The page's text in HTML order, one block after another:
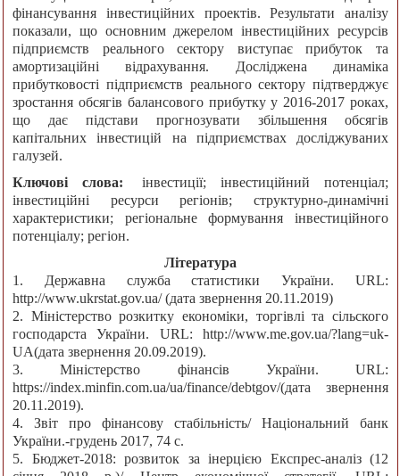
фінансування інвестиційних проектів. Результати аналізу
показали, що основним джерелом інвестиційних ресурсів
підприємств реального сектору виступає прибуток та
амортизаційні відрахування. Досліджена динаміка
прибутковості підприємств реального сектору підтверджує
зростання обсягів балансового прибутку у 2016-2017 роках,
що дає підстави прогнозувати збільшення обсягів
капітальних інвестицій на підприємствах досліджуваних
галузей.
Ключові слова:
інвестиції; інвестиційний потенціал;
інвестиційні ресурси регіонів; структурно-динамічні
характеристики; регіональне формування інвестиційного
потенціалу; регіон.
Література
1. Державна служба статистики України. URL:
http://www.ukrstat.gov.ua/ (дата звернення 20.11.2019)
2. Міністерство розкитку економіки, торгівлі та сільского
господарста України. URL: http://www.me.gov.ua/?lang=uk-
UA(дата звернення 20.09.2019).
3. Міністерство фінансів України. URL:
https://index.minfin.com.ua/ua/finance/debtgov/(дата звернення
20.11.2019).
4. Звіт про фінансову стабільність/ Національний банк
України.-грудень 2017, 74 с.
5. Бюджет-2018: розвиток за інерцією Експрес-аналіз (12